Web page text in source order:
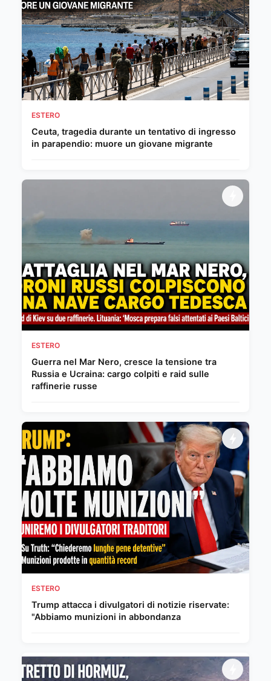
ESTERO
Ceuta, tragedia durante un tentativo di ingresso
in parapendio: muore un giovane migrante
ESTERO
Guerra nel Mar Nero, cresce la tensione tra
Russia e Ucraina: cargo colpiti e raid sulle
raffinerie russe
ESTERO
Trump attacca i divulgatori di notizie riservate:
"Abbiamo munizioni in abbondanza